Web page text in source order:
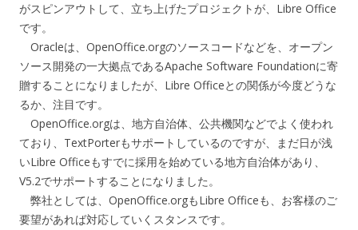
がスピンアウトして、立ち上げたプロジェクトが、Libre Office
です。
Oracleは、OpenOffice.orgのソースコードなどを、オープン
ソース開発の一大拠点であるApache Software Foundationに寄
贈することになりましたが、Libre Officeとの関係が今度どうな
るか、注目です。
OpenOffice.orgは、地方自治体、公共機関などでよく使われ
ており、TextPorterもサポートしているのですが、まだ日が浅
いLibre Officeもすでに採用を始めている地方自治体があり、
V5.2でサポートすることになりました。
弊社としては、OpenOffice.orgもLibre Officeも、お客様のご
要望があれば対応していくスタンスです。